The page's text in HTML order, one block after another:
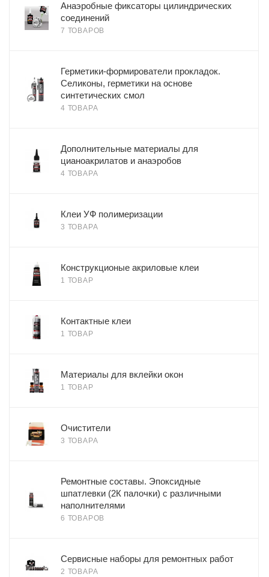
Анаэробные фиксаторы цилиндрических
соединений
7 ТОВАРОВ
Герметики-формирователи прокладок.
Селиконы, герметики на основе
синтетических смол
4 ТОВАРА
Дополнительные материалы для
цианоакрилатов и анаэробов
4 ТОВАРА
Клеи УФ полимеризации
3 ТОВАРА
Конструкционые акриловые клеи
1 ТОВАР
Контактные клеи
1 ТОВАР
Материалы для вклейки окон
1 ТОВАР
Очистители
3 ТОВАРА
Ремонтные составы. Эпоксидные
шпатлевки (2К палочки) с различными
наполнителями
6 ТОВАРОВ
Сервисные наборы для ремонтных работ
2 ТОВАРА